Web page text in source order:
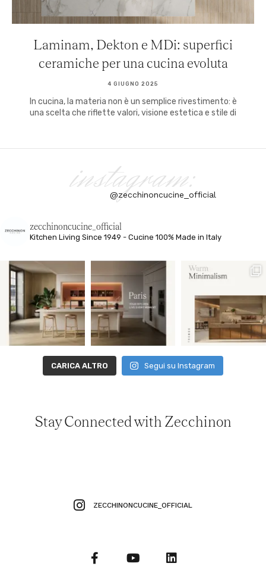
Laminam, Dekton e MDi: superfici
ceramiche per una cucina evoluta
4 GIUGNO 2025
In cucina, la materia non è un semplice rivestimento: è
una scelta che riflette valori, visione estetica e stile di
instagram:
@zecchinoncucine_official
zecchinoncucine_official
Kitchen Living Since 1949 - Cucine 100% Made in Italy
CARICA ALTRO Segui su Instagram
Stay Connected with Zecchinon
ZECCHINONCUCINE_OFFICIAL